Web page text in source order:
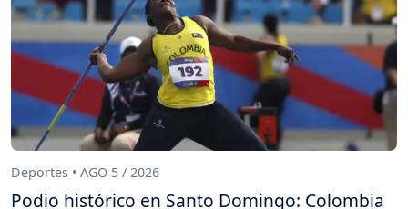
Deportes • AGO 5 / 2026
Podio histórico en Santo Domingo: Colombia